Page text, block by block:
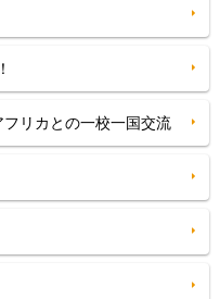
リカとの一校一国交流